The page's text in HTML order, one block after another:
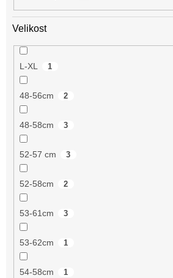
Velikost
L-XL 1
48-56cm 2
48-58cm 3
52-57 cm 3
52-58cm 2
53-61cm 3
53-62cm 1
54-58cm 1